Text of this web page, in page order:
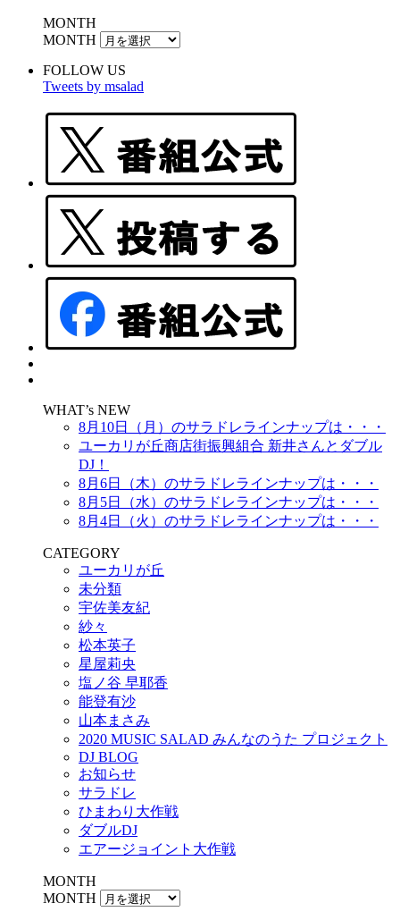
MONTH
MONTH
FOLLOW US
Tweets by msalad
WHAT’s NEW
8月10日（月）のサラドレラインナップは・・・
ユーカリが丘商店街振興組合 新井さんとダブル
DJ！
8月6日（木）のサラドレラインナップは・・・
8月5日（水）のサラドレラインナップは・・・
8月4日（火）のサラドレラインナップは・・・
CATEGORY
ユーカリが丘
未分類
宇佐美友紀
紗々
松本英子
星屋莉央
塩ノ谷 早耶香
能登有沙
山本まさみ
2020 MUSIC SALAD みんなのうた プロジェクト
DJ BLOG
お知らせ
サラドレ
ひまわり大作戦
ダブルDJ
エアージョイント大作戦
MONTH
MONTH